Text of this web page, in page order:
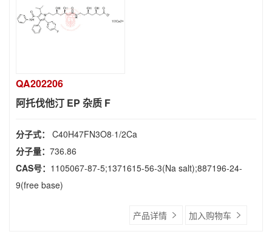
QA202206
阿托伐他汀 EP 杂质 F
分子式： C40H47FN3O8·1/2Ca
分子量： 736.86
CAS号： 1105067-87-5;1371615-56-3(Na salt);887196-24-
9(free base)
产品详情 加入购物车